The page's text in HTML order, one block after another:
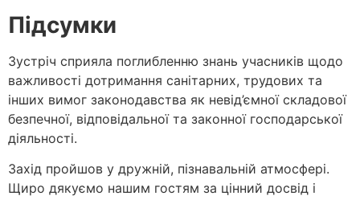
Підсумки
Зустріч сприяла поглибленню знань учасників щодо
важливості дотримання санітарних, трудових та
інших вимог законодавства як невід’ємної складової
безпечної, відповідальної та законної господарської
діяльності.
Захід пройшов у дружній, пізнавальній атмосфері.
Щиро дякуємо нашим гостям за цінний досвід і